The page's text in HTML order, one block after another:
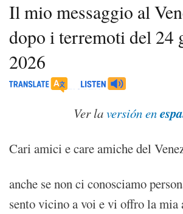
Il mio messaggio al
dopo i terremoti del 24
2026
Ver laversión en
Cari amici e care amiche del
anche se non ci conosciamo
sento vicino a voi e vi offro la mia